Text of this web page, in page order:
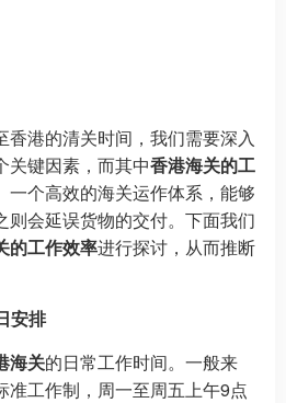
香港的清关时间，我们需要深入
关键因素，而其中香港海关的工
一个高效的海关运作体系，能够
则会延误货物的交付。下面我们
的工作效率进行探讨，从而推断
安排
海关的日常工作时间。一般来
准工作制，周一至周五上午9点